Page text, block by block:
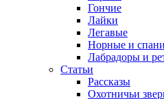
Гончие
Лайки
Легавые
Норные и
Лабрадоры и
Статьи
Рассказы
Охотничьи